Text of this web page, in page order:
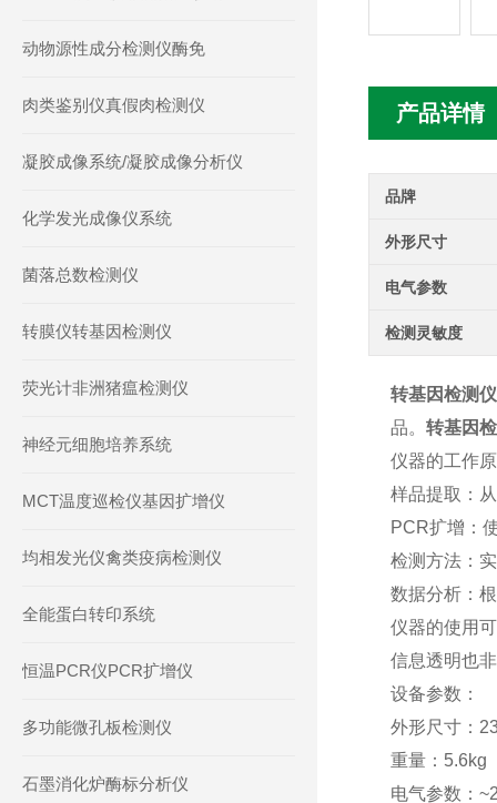
产品详情
品牌
外形尺寸
电气参数
检测灵敏度
转基因检测仪
品。 转基因
仪器的工作
样品提取：
PCR扩增：
检测方法：
数据分析：
仪器的使用
信息透明也
设备参数：
外形尺寸：
重量：5.6kg
电气参数：
动物源性成分检测仪酶免
肉类鉴别仪真假肉检测仪
凝胶成像系统/凝胶成像分析仪
化学发光成像仪系统
菌落总数检测仪
转膜仪转基因检测仪
荧光计非洲猪瘟检测仪
神经元细胞培养系统
MCT温度巡检仪基因扩增仪
均相发光仪禽类疫病检测仪
全能蛋白转印系统
恒温PCR仪PCR扩增仪
多功能微孔板检测仪
石墨消化炉酶标分析仪